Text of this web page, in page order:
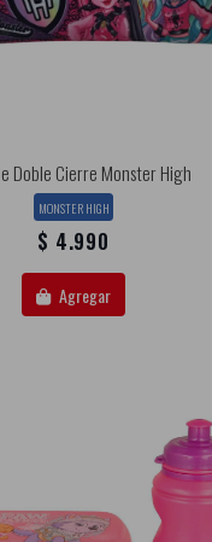
Doble Cierre Monster High
MONSTER HIGH
$ 4.990
Agregar